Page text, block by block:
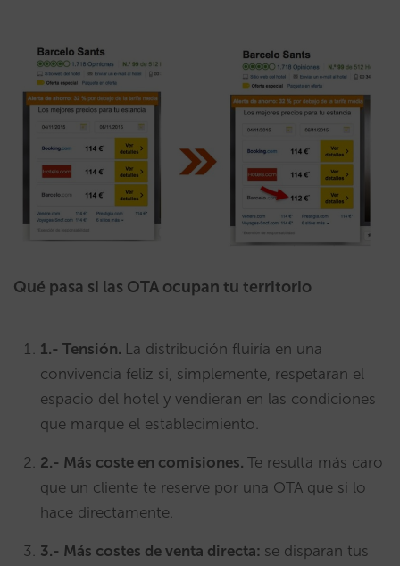
Qué pasa si las OTA ocupan tu territorio
1.- Tensión. La distribución fluiría en una
convivencia feliz si, simplemente, respetaran el
espacio del hotel y vendieran en las condiciones
que marque el establecimiento.
2.- Más coste en comisiones. Te resulta más caro
que un cliente te reserve por una OTA que si lo
hace directamente.
3.- Más costes de venta directa: se disparan tus